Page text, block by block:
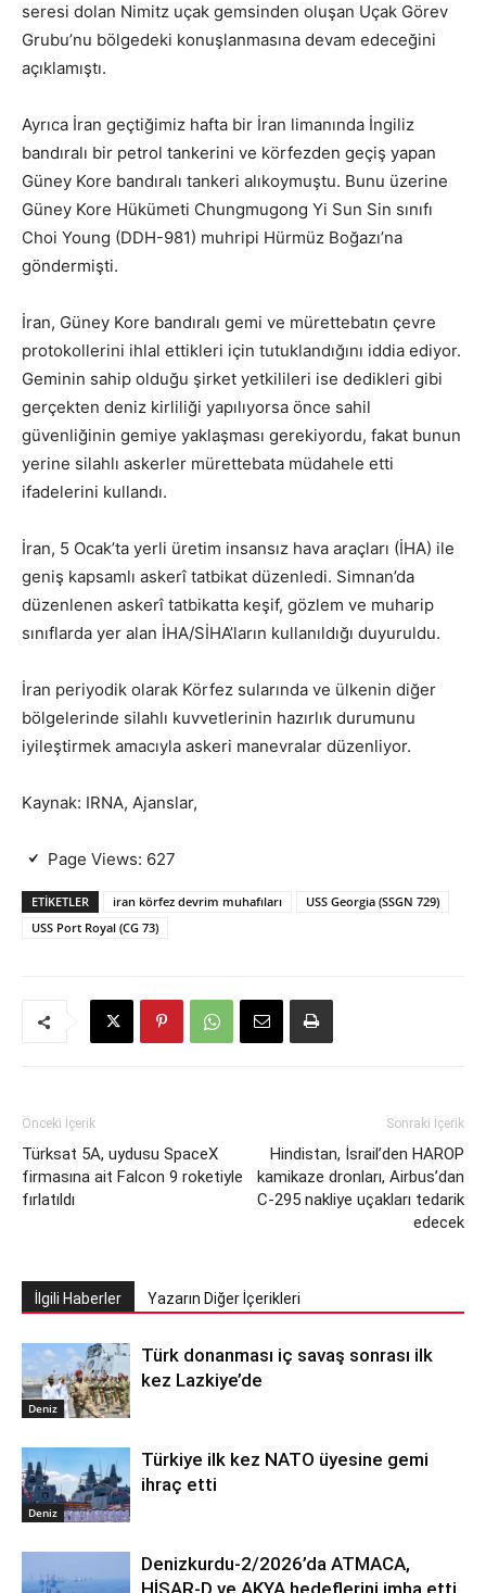
seresi dolan Nimitz uçak gemsinden oluşan Uçak Görev
Grubu’nu bölgedeki konuşlanmasına devam edeceğini
açıklamıştı.
Ayrıca İran geçtiğimiz hafta bir İran limanında İngiliz
bandıralı bir petrol tankerini ve körfezden geçiş yapan
Güney Kore bandıralı tankeri alıkoymuştu. Bunu üzerine
Güney Kore Hükümeti Chungmugong Yi Sun Sin sınıfı
Choi Young (DDH-981) muhripi Hürmüz Boğazı’na
göndermişti.
İran, Güney Kore bandıralı gemi ve mürettebatın çevre
protokollerini ihlal ettikleri için tutuklandığını iddia ediyor.
Geminin sahip olduğu şirket yetkilileri ise dedikleri gibi
gerçekten deniz kirliliği yapılıyorsa önce sahil
güvenliğinin gemiye yaklaşması gerekiyordu, fakat bunun
yerine silahlı askerler mürettebata müdahele etti
ifadelerini kullandı.
İran, 5 Ocak’ta yerli üretim insansız hava araçları (İHA) ile
geniş kapsamlı askerî tatbikat düzenledi. Simnan’da
düzenlenen askerî tatbikatta keşif, gözlem ve muharip
sınıflarda yer alan İHA/SİHA’ların kullanıldığı duyuruldu.
İran periyodik olarak Körfez sularında ve ülkenin diğer
bölgelerinde silahlı kuvvetlerinin hazırlık durumunu
iyileştirmek amacıyla askeri manevralar düzenliyor.
Kaynak: IRNA, Ajanslar,
Page Views: 627
ETIKETLER iran körfez devrim muhafıları
USS Georgia (SSGN 729)
USS Port Royal (CG 73)
Önceki İçerik
Türksat 5A, uydusu SpaceX
firmasına ait Falcon 9 roketiyle
fırlatıldı
Sonraki İçerik
Hindistan, İsrail’den HAROP
kamikaze dronları, Airbus’dan
C-295 nakliye uçakları tedarik
edecek
İlgili Haberler Yazarın Diğer İçerikleri
Deniz
Türk donanması iç savaş sonrası ilk
kez Lazkiye’de
Deniz
Türkiye ilk kez NATO üyesine gemi
ihraç etti
Denizkurdu-2/2026’da ATMACA,
HİSAR-D ve AKYA hedeflerini imha etti